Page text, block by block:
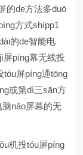
的de方法多duō
方式shìpp1
的de智能电
屏píng幕无线投
tóu屏píng通tōng
或第dì三sān方
脑nǎo屏幕的无
机投tóu屏píng